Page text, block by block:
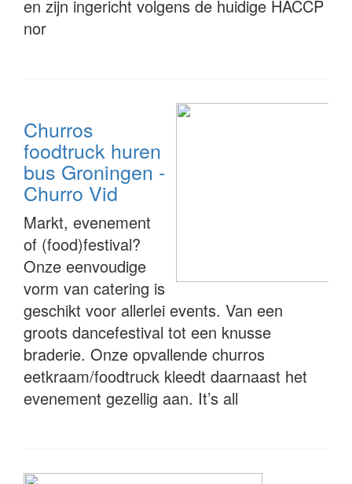
en zijn ingericht volgens de huidige HACCP
nor
Churros
foodtruck huren
bus Groningen -
Churro Vid
Markt, evenement
of (food)festival?
Onze eenvoudige
vorm van catering is
geschikt voor allerlei events. Van een
groots dancefestival tot een knusse
braderie. Onze opvallende churros
eetkraam/foodtruck kleedt daarnaast het
evenement gezellig aan. It’s all